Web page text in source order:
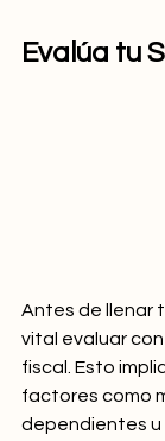
Evalúa tu
Antes de llenar
vital evaluar
fiscal. Esto
factores como
dependientes